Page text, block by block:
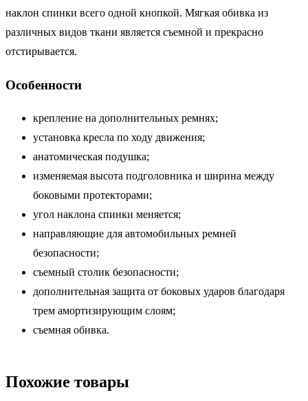
наклон спинки всего одной кнопкой. Мягкая обивка из
различных видов ткани является съемной и прекрасно
отстирывается.
Особенности
крепление на дополнительных ремнях;
установка кресла по ходу движения;
анатомическая подушка;
изменяемая высота подголовника и ширина между
боковыми протекторами;
угол наклона спинки меняется;
направляющие для автомобильных ремней
безопасности;
съемный столик безопасности;
дополнительная защита от боковых ударов благодаря
трем амортизирующим слоям;
съемная обивка.
Похожие товары